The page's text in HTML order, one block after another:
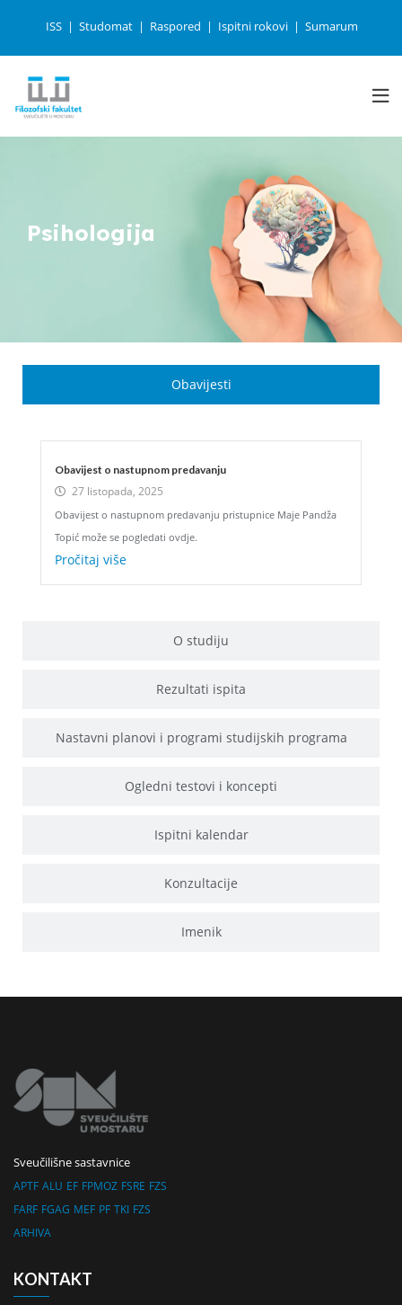
ISS Studomat Raspored Ispitni rokovi Sumarum
Psihologija
Obavijesti
O studiju
Rezultati ispita
Nastavni planovi i programi studijskih programa
Ogledni testovi i koncepti
Ispitni kalendar
Konzultacije
Imenik
Obavijest o nastupnom predavanju
27 listopada, 2025
Obavijest o nastupnom predavanju pristupnice Maje Pandža
Topić može se pogledati ovdje.
Pročitaj više
Sveučilišne sastavnice
APTF ALU EF FPMOZ FSRE FZS
FARF FGAG MEF PF TKI FZS
ARHIVA
KONTAKT